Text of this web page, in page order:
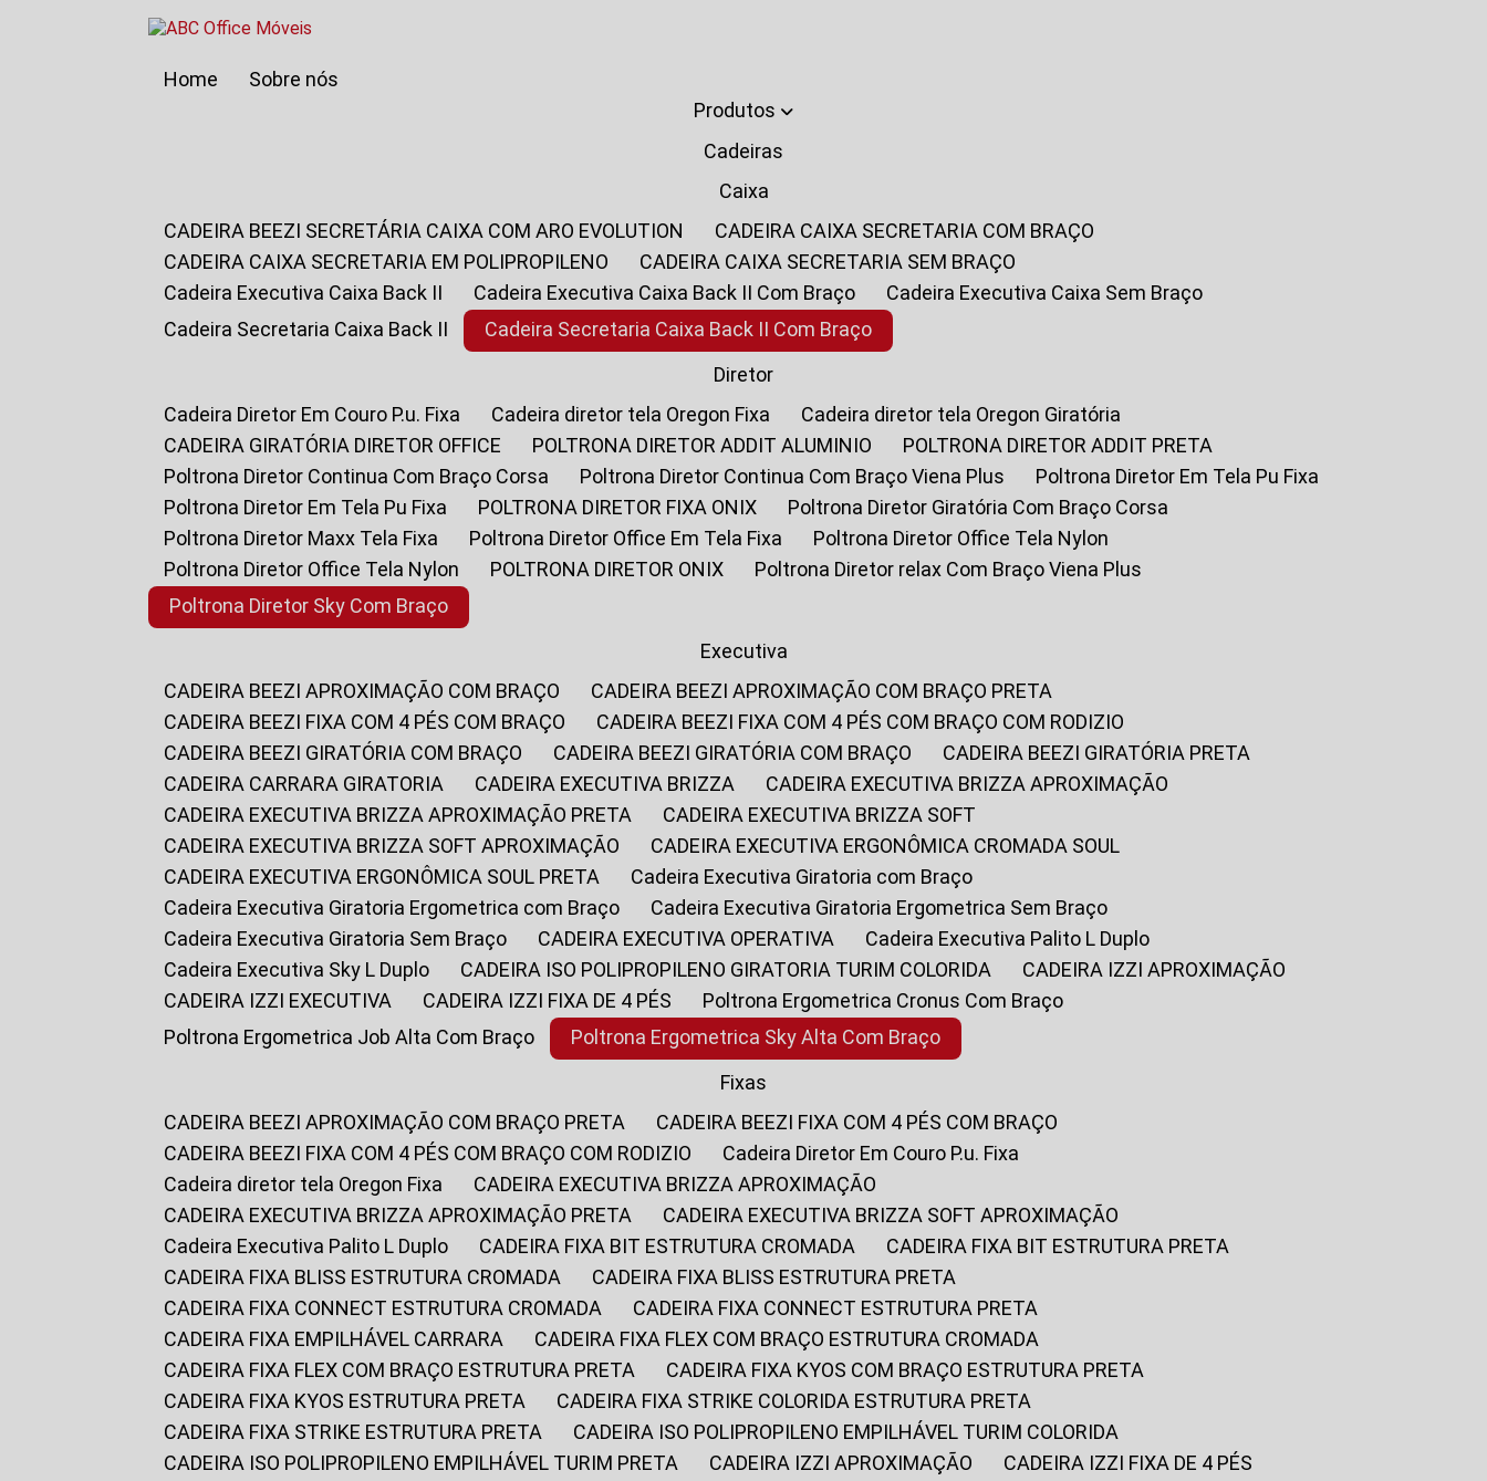
Home
Sobre nós
Produtos
Cadeiras
Caixa
CADEIRA BEEZI SECRETÁRIA CAIXA COM ARO EVOLUTION
CADEIRA CAIXA SECRETARIA COM BRAÇO
CADEIRA CAIXA SECRETARIA EM POLIPROPILENO
CADEIRA CAIXA SECRETARIA SEM BRAÇO
Cadeira Executiva Caixa Back II
Cadeira Executiva Caixa Back II Com Braço
Cadeira Executiva Caixa Sem Braço
Cadeira Secretaria Caixa Back II
Cadeira Secretaria Caixa Back II Com Braço
Diretor
Cadeira Diretor Em Couro P.u. Fixa
Cadeira diretor tela Oregon Fixa
Cadeira diretor tela Oregon Giratória
CADEIRA GIRATÓRIA DIRETOR OFFICE
POLTRONA DIRETOR ADDIT ALUMINIO
POLTRONA DIRETOR ADDIT PRETA
Poltrona Diretor Continua Com Braço Corsa
Poltrona Diretor Continua Com Braço Viena Plus
Poltrona Diretor Em Tela Pu Fixa
Poltrona Diretor Em Tela Pu Fixa
POLTRONA DIRETOR FIXA ONIX
Poltrona Diretor Giratória Com Braço Corsa
Poltrona Diretor Maxx Tela Fixa
Poltrona Diretor Office Em Tela Fixa
Poltrona Diretor Office Tela Nylon
Poltrona Diretor Office Tela Nylon
POLTRONA DIRETOR ONIX
Poltrona Diretor relax Com Braço Viena Plus
Poltrona Diretor Sky Com Braço
Executiva
CADEIRA BEEZI APROXIMAÇÃO COM BRAÇO
CADEIRA BEEZI APROXIMAÇÃO COM BRAÇO PRETA
CADEIRA BEEZI FIXA COM 4 PÉS COM BRAÇO
CADEIRA BEEZI FIXA COM 4 PÉS COM BRAÇO COM RODIZIO
CADEIRA BEEZI GIRATÓRIA COM BRAÇO
CADEIRA BEEZI GIRATÓRIA COM BRAÇO
CADEIRA BEEZI GIRATÓRIA PRETA
CADEIRA CARRARA GIRATORIA
CADEIRA EXECUTIVA BRIZZA
CADEIRA EXECUTIVA BRIZZA APROXIMAÇÃO
CADEIRA EXECUTIVA BRIZZA APROXIMAÇÃO PRETA
CADEIRA EXECUTIVA BRIZZA SOFT
CADEIRA EXECUTIVA BRIZZA SOFT APROXIMAÇÃO
CADEIRA EXECUTIVA ERGONÔMICA CROMADA SOUL
CADEIRA EXECUTIVA ERGONÔMICA SOUL PRETA
Cadeira Executiva Giratoria com Braço
Cadeira Executiva Giratoria Ergometrica com Braço
Cadeira Executiva Giratoria Ergometrica Sem Braço
Cadeira Executiva Giratoria Sem Braço
CADEIRA EXECUTIVA OPERATIVA
Cadeira Executiva Palito L Duplo
Cadeira Executiva Sky L Duplo
CADEIRA ISO POLIPROPILENO GIRATORIA TURIM COLORIDA
CADEIRA IZZI APROXIMAÇÃO
CADEIRA IZZI EXECUTIVA
CADEIRA IZZI FIXA DE 4 PÉS
Poltrona Ergometrica Cronus Com Braço
Poltrona Ergometrica Job Alta Com Braço
Poltrona Ergometrica Sky Alta Com Braço
Fixas
CADEIRA BEEZI APROXIMAÇÃO COM BRAÇO PRETA
CADEIRA BEEZI FIXA COM 4 PÉS COM BRAÇO
CADEIRA BEEZI FIXA COM 4 PÉS COM BRAÇO COM RODIZIO
Cadeira Diretor Em Couro P.u. Fixa
Cadeira diretor tela Oregon Fixa
CADEIRA EXECUTIVA BRIZZA APROXIMAÇÃO
CADEIRA EXECUTIVA BRIZZA APROXIMAÇÃO PRETA
CADEIRA EXECUTIVA BRIZZA SOFT APROXIMAÇÃO
Cadeira Executiva Palito L Duplo
CADEIRA FIXA BIT ESTRUTURA CROMADA
CADEIRA FIXA BIT ESTRUTURA PRETA
CADEIRA FIXA BLISS ESTRUTURA CROMADA
CADEIRA FIXA BLISS ESTRUTURA PRETA
CADEIRA FIXA CONNECT ESTRUTURA CROMADA
CADEIRA FIXA CONNECT ESTRUTURA PRETA
CADEIRA FIXA EMPILHÁVEL CARRARA
CADEIRA FIXA FLEX COM BRAÇO ESTRUTURA CROMADA
CADEIRA FIXA FLEX COM BRAÇO ESTRUTURA PRETA
CADEIRA FIXA KYOS COM BRAÇO ESTRUTURA PRETA
CADEIRA FIXA KYOS ESTRUTURA PRETA
CADEIRA FIXA STRIKE COLORIDA ESTRUTURA PRETA
CADEIRA FIXA STRIKE ESTRUTURA PRETA
CADEIRA ISO POLIPROPILENO EMPILHÁVEL TURIM COLORIDA
CADEIRA ISO POLIPROPILENO EMPILHÁVEL TURIM PRETA
CADEIRA IZZI APROXIMAÇÃO
CADEIRA IZZI FIXA DE 4 PÉS